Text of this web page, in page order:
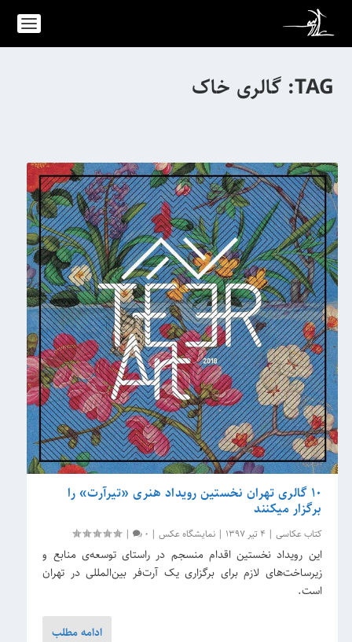
TAG: گالری خاک
10 گالری تهران نخستین رویداد هنری «تیرآرت» را
برگزار می‎کنند
کتاب عکاسی | 4 تیر 1397 |نمایشگاه عکس |
0
|
این رویداد نخستین اقدام منسجم در راستای توسعه‌ی منابع و
زیرساخت‌های لازم برای برگزاری یک آرت‌فر بین‌المللی در تهران
است.
ادامه مطلب